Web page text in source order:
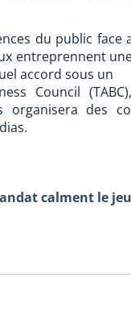
du public
entreprennent
accord sous un
Council
organisera des
calment le